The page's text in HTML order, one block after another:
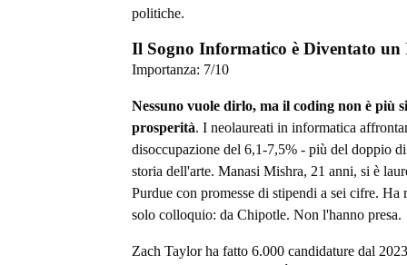
politiche.
Il Sogno Informatico è Diventato un
Importanza: 7/10
Nessuno vuole dirlo, ma il coding non è più
prosperità. I neolaureati in informatica
disoccupazione del 6,1-7,5% - più del doppio
storia dell'arte. Manasi Mishra, 21 anni, si è
Purdue con promesse di stipendi a sei cifre. Ha
solo colloquio: da Chipotle. Non l'hanno presa.
Zach Taylor ha fatto 6.000 candidature dal